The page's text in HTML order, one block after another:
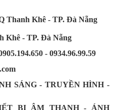
Thanh Khê - TP. Đà Nẵng
- TP. Đà Nẵng
- 0934.96.99.59
SÁNG - TRUYỀN HÌNH -
BỊ ÂM THANH - ÁNH